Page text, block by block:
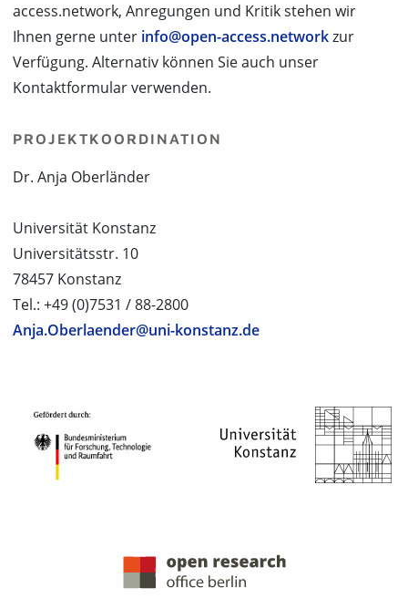
access.network, Anregungen und Kritik stehen wir
Ihnen gerne unter info@open-access.networkzur
Verfügung. Alternativ können Sie auch unser
Kontaktformular verwenden.
PROJEKTKOORDINATION
Dr. Anja Oberländer
Universität Konstanz
Universitätsstr. 10
78457 Konstanz
Tel.: +49 (0)7531 / 88-2800
Anja.Oberlaender@uni-konstanz.de